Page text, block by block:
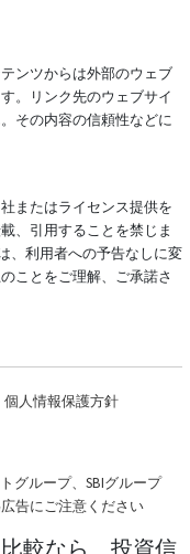
ンツからは外部のウェブ
。リンク先のウェブサイ
その内容の信頼性などに
またはライセンス提供を
、引用することを禁じま
、利用者への予告なしに変
ことをご理解、ご承諾さ
個人情報保護方針
グループ、SBIグループ
告にご注意ください
較なら、投資信